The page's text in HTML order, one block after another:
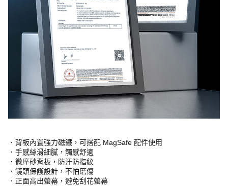
．背板內置強力磁鐵，可搭配 MagSafe 配件使用
．手感絲滑細膩，觸感舒適
．微摩砂背板，防汗防指紋
．鏡頭保護設計，不怕磨傷
．正面高出螢幕，避免刮花螢幕